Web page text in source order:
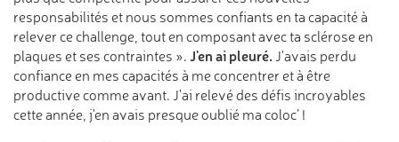
responsabilités et nous sommes confiants en ta capacité à
relever ce challenge, tout en composant avec ta sclérose en
plaques et ses contraintes ». J'en ai pleuré. J'avais perdu
confiance en mes capacités à me concentrer et à être
productive comme avant. J'ai relevé des défis incroyables
cette année, j'en avais presque oublié ma coloc’ !